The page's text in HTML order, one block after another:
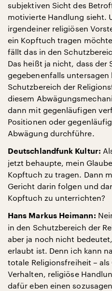
subjektiven Sicht des
motivierte Handlung sieht.
irgendeiner religiösen
ein Kopftuch tragen
fällt das in den
Das heißt ja nicht, dass der
gegebenenfalls untersagen
Schutzbereich der
diesem
dann mit gegenläufigen
Positionen oder
Abwägung durchführe.
Deutschlandfunk Kultur:
jetzt behaupte, mein
Kopftuch zu tragen. Dann
Gericht darin folgen und
Kopftuch zu unterrichten?
Hans Markus Heimann:
in den Schutzbereich der
aber ja noch nicht
erlaubt ist. Denn ich kann
totale Religionsfreiheit – als
Verhalten, religiöse
dafür eben einen